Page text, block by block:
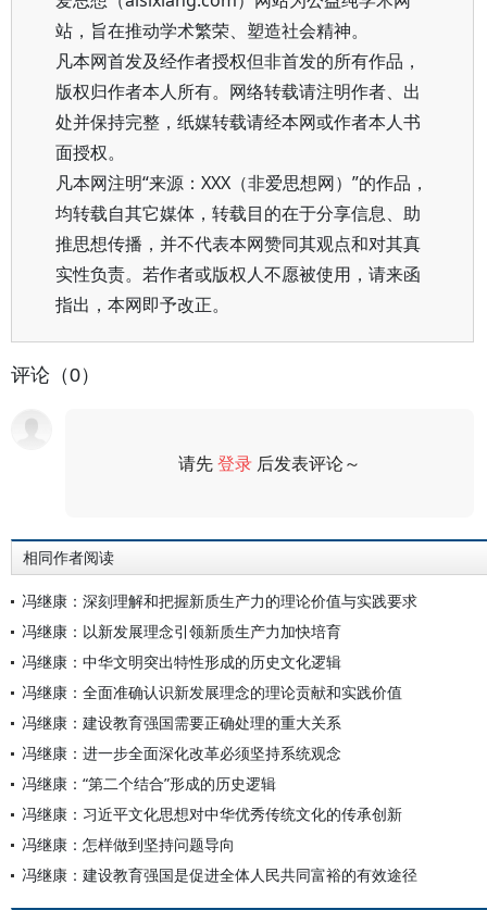
站，旨在推动学术繁荣、塑造社会精神。
凡本网首发及经作者授权但非首发的所有作品，
版权归作者本人所有。网络转载请注明作者、出
处并保持完整，纸媒转载请经本网或作者本人书
面授权。
凡本网注明“来源：XXX（非爱思想网）”的作品，
均转载自其它媒体，转载目的在于分享信息、助
推思想传播，并不代表本网赞同其观点和对其真
实性负责。若作者或版权人不愿被使用，请来函
指出，本网即予改正。
评论（0）
请先登录 后发表评论～
相同作者阅读
冯继康：深刻理解和把握新质生产力的理论价值与实践要求
冯继康：以新发展理念引领新质生产力加快培育
冯继康：中华文明突出特性形成的历史文化逻辑
冯继康：全面准确认识新发展理念的理论贡献和实践价值
冯继康：建设教育强国需要正确处理的重大关系
冯继康：进一步全面深化改革必须坚持系统观念
冯继康：“第二个结合”形成的历史逻辑
冯继康：习近平文化思想对中华优秀传统文化的传承创新
冯继康：怎样做到坚持问题导向
冯继康：建设教育强国是促进全体人民共同富裕的有效途径